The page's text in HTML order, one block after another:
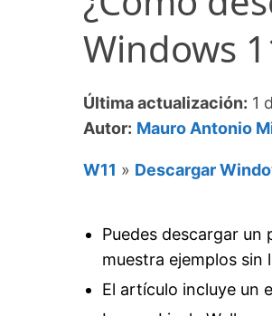
Windows
Última actualización: 1
Autor: Mauro Antonio
W11 » Descargar
Puedes descargar un
muestra ejemplos sin
El artículo incluye un